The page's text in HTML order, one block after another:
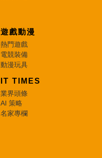
遊戲動漫
熱門遊戲
電競裝備
動漫玩具
IT TIMES
業界頭條
AI 策略
名家專欄